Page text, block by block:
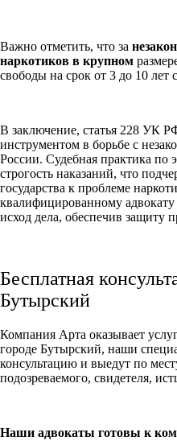
Важно отметить, что за
наркотиков в крупном
свободы на срок от 3 до 10
В заключение, статья 228 УК
инструментом в борьбе с
России. Судебная практика по
строгость наказаний, что
государства к проблеме
квалифицированному
исход дела, обеспечив защиту
Бесплатная
Бутырский
Компания Арта оказывает
городе Бутырский, наши
консультацию и выедут по
подозреваемого, свидетеля,
Наши адвокаты готовы к